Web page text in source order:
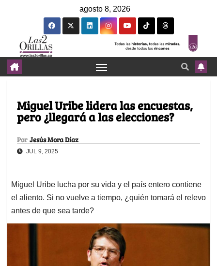
agosto 8, 2026
Miguel Uribe lidera las encuestas,
pero ¿llegará a las elecciones?
Por Jesús Mora Díaz
JUL 9, 2025
Miguel Uribe lucha por su vida y el país entero contiene
el aliento. Si no vuelve a tiempo, ¿quién tomará el relevo
antes de que sea tarde?